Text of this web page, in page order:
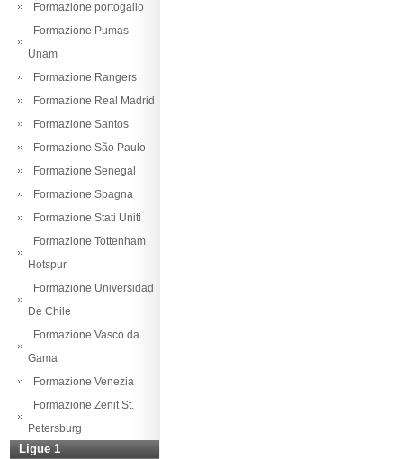
Formazione portogallo
Formazione Pumas
Unam
Formazione Rangers
Formazione Real Madrid
Formazione Santos
Formazione São Paulo
Formazione Senegal
Formazione Spagna
Formazione Stati Uniti
Formazione Tottenham
Hotspur
Formazione Universidad
De Chile
Formazione Vasco da
Gama
Formazione Venezia
Formazione Zenit St.
Petersburg
Ligue 1